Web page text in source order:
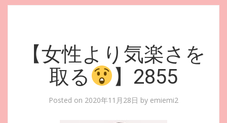
【女性より気楽さを
取る
】2855
Posted on 2020年11月28日 by emiemi2